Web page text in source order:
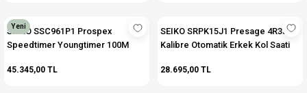
Yeni
SEIKO SSC961P1 Prospex
Speedtimer Youngtimer 100M
45.345,00 TL
SEIKO SRPK15J1 Presage 4R35
Kalibre Otomatik Erkek Kol Saati
28.695,00 TL